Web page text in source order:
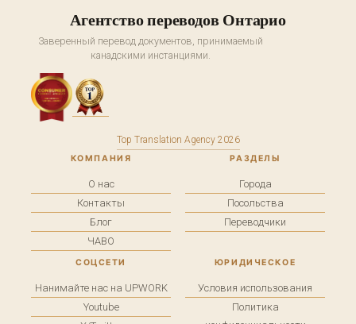
Агентство переводов Онтарио
Заверенный перевод документов, принимаемый
канадскими инстанциями.
Top Translation Agency 2026
КОМПАНИЯ
О нас
Контакты
Блог
ЧАВО
РАЗДЕЛЫ
Города
Посольства
Переводчики
СОЦСЕТИ
Нанимайте нас на UPWORK
Youtube
ЮРИДИЧЕСКОЕ
Условия использования
Политика